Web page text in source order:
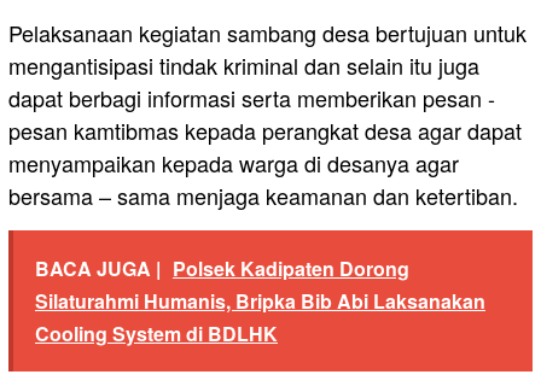
Pelaksanaan kegiatan sambang desa bertujuan untuk
mengantisipasi tindak kriminal dan selain itu juga
dapat berbagi informasi serta memberikan pesan -
pesan kamtibmas kepada perangkat desa agar dapat
menyampaikan kepada warga di desanya agar
bersama – sama menjaga keamanan dan ketertiban.
BACA JUGA | Polsek Kadipaten Dorong
Silaturahmi Humanis, Bripka Bib Abi Laksanakan
Cooling System di BDLHK